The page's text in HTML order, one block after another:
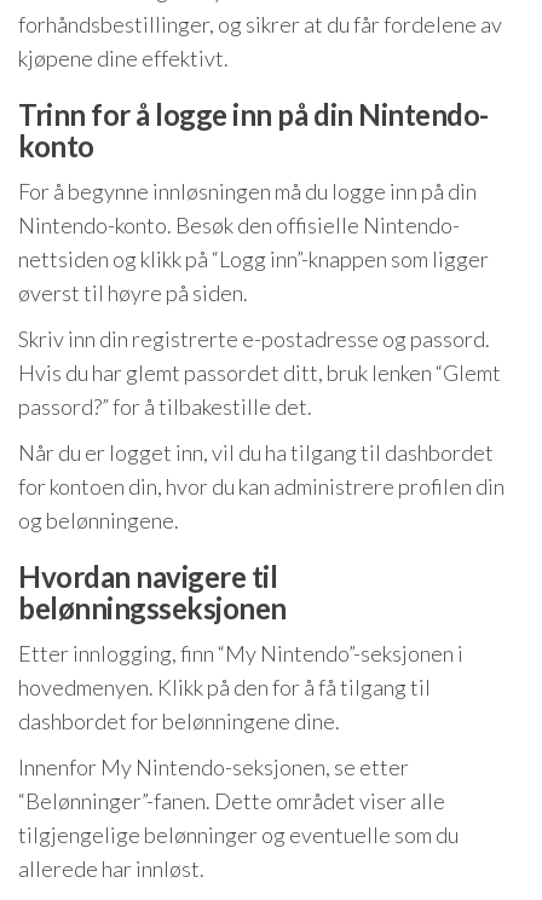
forhåndsbestillinger, og sikrer at du får fordelene av
kjøpene dine effektivt.
Trinn for å logge inn på din Nintendo-
konto
For å begynne innløsningen må du logge inn på din
Nintendo-konto. Besøk den offisielle Nintendo-
nettsiden og klikk på “Logg inn”-knappen som ligger
øverst til høyre på siden.
Skriv inn din registrerte e-postadresse og passord.
Hvis du har glemt passordet ditt, bruk lenken “Glemt
passord?” for å tilbakestille det.
Når du er logget inn, vil du ha tilgang til dashbordet
for kontoen din, hvor du kan administrere profilen din
og belønningene.
Hvordan navigere til
belønningsseksjonen
Etter innlogging, finn “My Nintendo”-seksjonen i
hovedmenyen. Klikk på den for å få tilgang til
dashbordet for belønningene dine.
Innenfor My Nintendo-seksjonen, se etter
“Belønninger”-fanen. Dette området viser alle
tilgjengelige belønninger og eventuelle som du
allerede har innløst.